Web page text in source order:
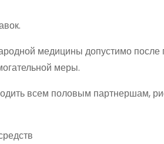
медицины допустимо после
меры.
всем половым партнершам,